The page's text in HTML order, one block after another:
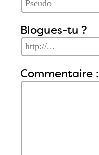
Blogues-tu ?
Commentaire :